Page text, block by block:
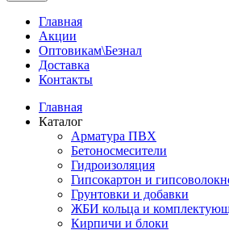
Главная
Акции
Оптовикам\Безнал
Доставка
Контакты
Главная
Каталог
Арматура ПВХ
Бетоносмесители
Гидроизоляция
Гипсокартон и
Грунтовки и добавки
ЖБИ кольца и
Кирпичи и блоки